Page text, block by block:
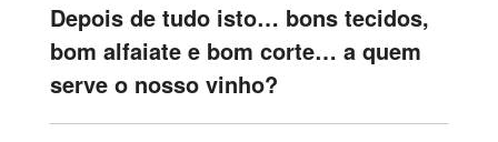
Depois de tudo isto… bons tecidos,
bom alfaiate e bom corte… a quem
serve o nosso vinho?